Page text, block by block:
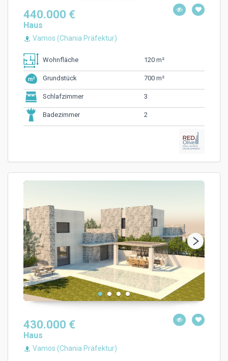
440.000 €
Haus
Vamos (Chania Präfektur)
Wohnfläche 120 m²
Grundstück 700 m²
Schlafzimmer 3
Badezimmer 2
430.000 €
Haus
Vamos (Chania Präfektur)